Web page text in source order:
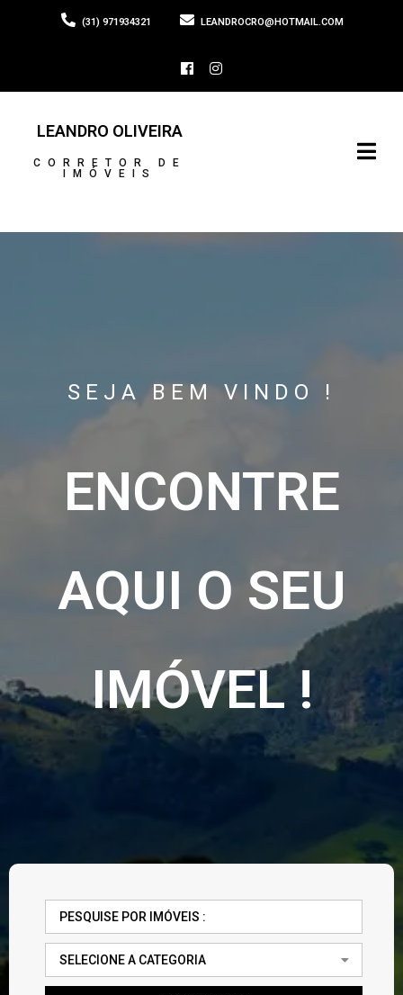
(31) 971934321 LEANDROCRO@HOTMAIL.COM
LEANDRO OLIVEIRA
CORRETOR DE
IMÓVEIS
SEJA BEM VINDO !
ENCONTRE
AQUI O SEU
IMÓVEL !